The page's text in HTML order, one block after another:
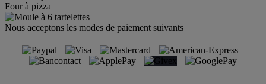
Four à pizza
Nous acceptons les modes de paiement suivants